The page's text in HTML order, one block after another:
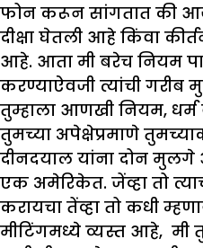
फोन करून सांगतात की
दीक्षा घेतली आहे किंवा
आहे. आता मी बरेच नियम
करण्याऐवजी त्यांची
तुम्हाला आणखी नियम,
तुमच्या अपेक्षेप्रमाणे
दीनदयाल यांना दोन
एक अमेरिकेत. जेंव्हा तो
करायचा तेंव्हा तो कधी
मीटिंगमध्ये व्यस्त आहे, मी